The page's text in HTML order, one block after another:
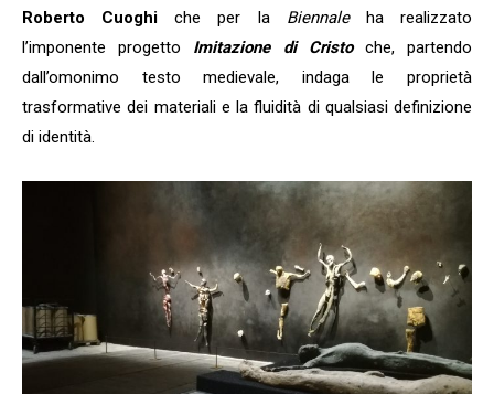
Roberto Cuoghi che per la Biennaleha realizzato
l’imponente progetto Imitazione di Cristoche, partendo
dall’omonimo testo medievale, indaga le proprietà
trasformative dei materiali e la fluidità di qualsiasi definizione
di identità.